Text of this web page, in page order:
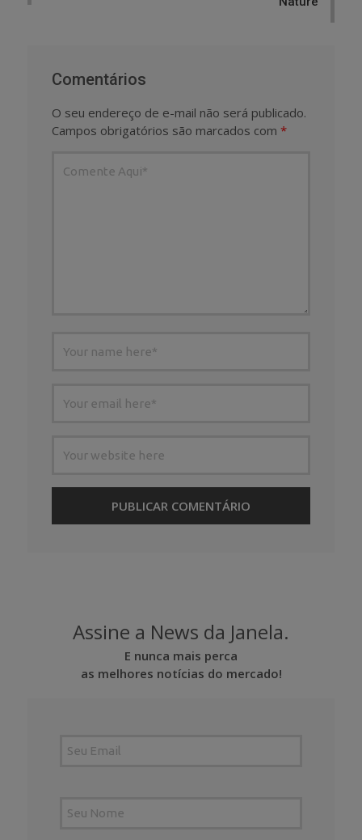
Comentários
O seu endereço de e-mail não será publicado.
Campos obrigatórios são marcados com *
Assine a News da Janela.
E nunca mais perca
as melhores notícias do mercado!